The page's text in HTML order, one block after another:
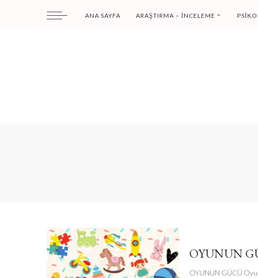
ANA SAYFA ARAŞTIRMA – İNCELEME
OYUNUN
OYUNUN GÜCÜ Oyun